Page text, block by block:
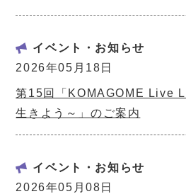
イベント・お知らせ
2026年05月18日
第15回「KOMAGOME Live
生きよう～」のご案内
イベント・お知らせ
2026年05月08日